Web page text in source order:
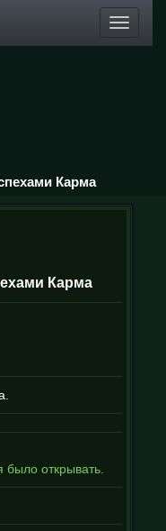
Toggle
Карма
Карма
было открывать.